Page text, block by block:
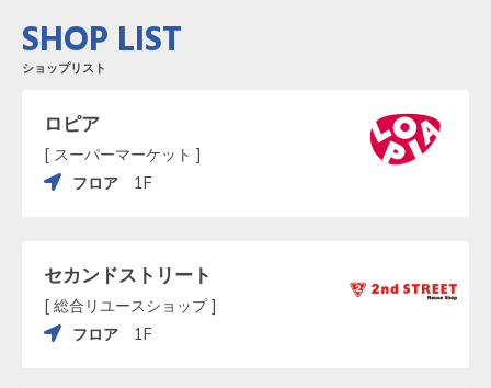
SHOP LIST
ショップリスト
ロピア
[ スーパーマーケット ]
フロア
1F
セカンドストリート
[ 総合リユースショップ ]
フロア
1F